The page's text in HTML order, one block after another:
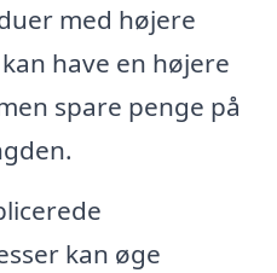
med højere
have en højere
spare penge på
kan øge